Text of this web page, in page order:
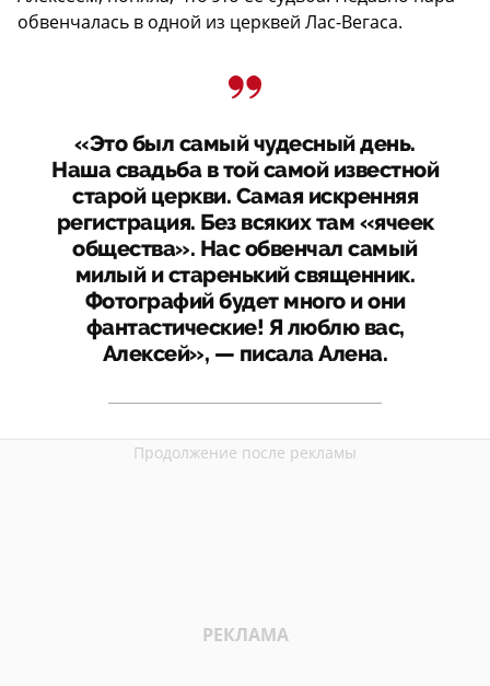
обвенчалась в одной из церквей Лас-Вегаса.
«Это был самый чудесный день.
Наша свадьба в той самой известной
старой церкви. Самая искренняя
регистрация. Без всяких там «ячеек
общества». Нас обвенчал самый
милый и старенький священник.
Фотографий будет много и они
фантастические! Я люблю вас,
Алексей», — писала Алена.